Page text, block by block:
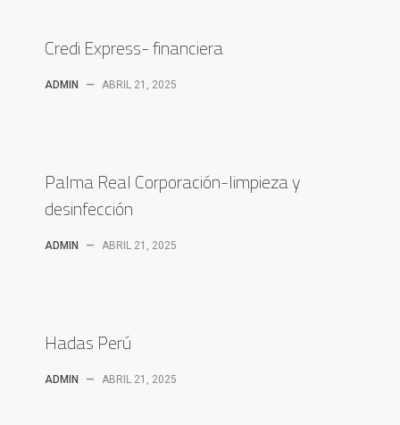
Credi Express- financiera
ADMIN — ABRIL 21, 2025
Palma Real Corporación-limpieza y
desinfección
ADMIN — ABRIL 21, 2025
Hadas Perú
ADMIN — ABRIL 21, 2025